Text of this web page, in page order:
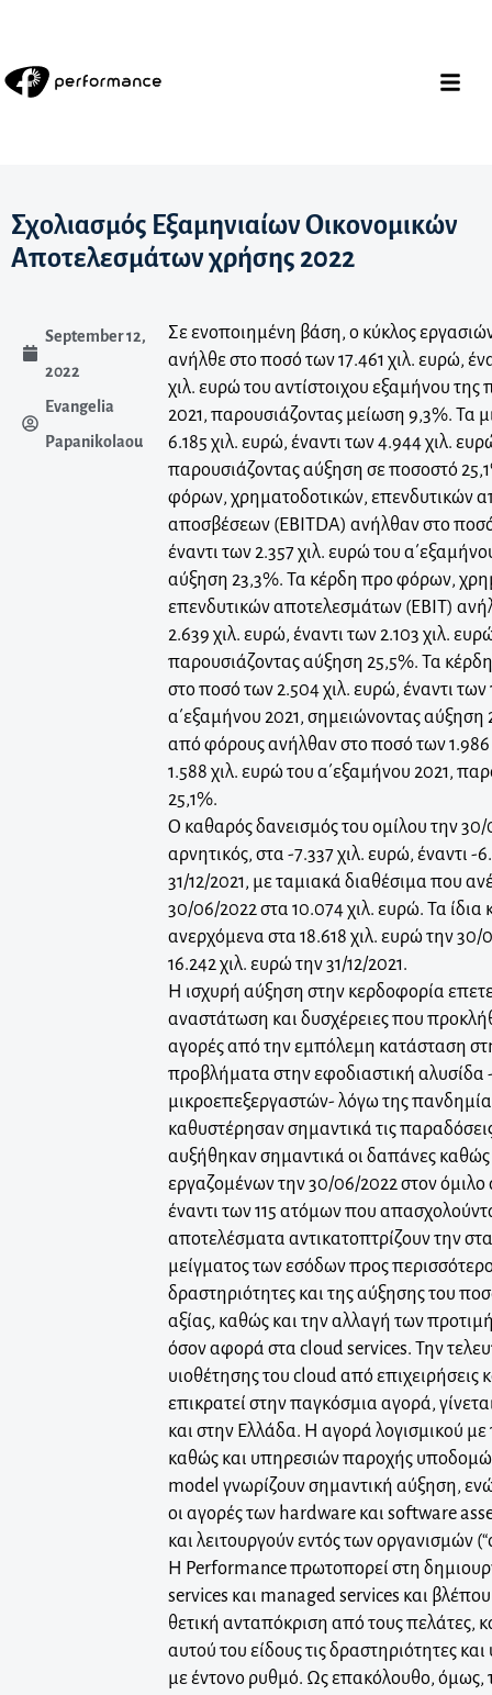
Σχολιασμός Εξαμηνιαίων Οικονομικών
Αποτελεσμάτων χρήσης 2022
September 12,
2022
Evangelia
Papanikolaou
Σε ενοποιημένη βάση, ο κύκλος
ανήλθε στο ποσό των 17.461 χιλ. ευρώ,
χιλ. ευρώ του αντίστοιχου εξαμήνου
2021, παρουσιάζοντας μείωση 9,3%. Τα
6.185 χιλ. ευρώ, έναντι των 4.944 χιλ.
παρουσιάζοντας αύξηση σε ποσοστό
φόρων, χρηματοδοτικών, επενδυτικών
αποσβέσεων (EBITDA) ανήλθαν στο
έναντι των 2.357 χιλ. ευρώ του
αύξηση 23,3%. Τα κέρδη προ φόρων,
επενδυτικών αποτελεσμάτων (EBIT)
2.639 χιλ. ευρώ, έναντι των 2.103 χιλ.
παρουσιάζοντας αύξηση 25,5%. Τα
στο ποσό των 2.504 χιλ. ευρώ, έναντι των
α΄εξαμήνου 2021, σημειώνοντας
από φόρους ανήλθαν στο ποσό των 1.986
1.588 χιλ. ευρώ του α΄εξαμήνου 2021,
25,1%.
Ο καθαρός δανεισμός του ομίλου την
αρνητικός, στα -7.337 χιλ. ευρώ, έναντι -
31/12/2021, με ταμιακά διαθέσιμα που
30/06/2022 στα 10.074 χιλ. ευρώ. Τα
ανερχόμενα στα 18.618 χιλ. ευρώ την 30/
16.242 χιλ. ευρώ την 31/12/2021.
Η ισχυρή αύξηση στην κερδοφορία
αναστάτωση και δυσχέρειες που
αγορές από την εμπόλεμη κατάσταση
προβλήματα στην εφοδιαστική αλυσίδα
μικροεπεξεργαστών- λόγω της
καθυστέρησαν σημαντικά τις
αυξήθηκαν σημαντικά οι δαπάνες
εργαζομένων την 30/06/2022 στον όμιλο
έναντι των 115 ατόμων που
αποτελέσματα αντικατοπτρίζουν την
μείγματος των εσόδων προς
δραστηριότητες και της αύξησης του
αξίας, καθώς και την αλλαγή των
όσον αφορά στα cloud services. Την
υιοθέτησης του cloud από επιχειρήσεις
επικρατεί στην παγκόσμια αγορά,
και στην Ελλάδα. H αγορά λογισμικού
καθώς και υπηρεσιών παροχής
model γνωρίζουν σημαντική αύξηση,
οι αγορές των hardware και software
και λειτουργούν εντός των οργανισμών
Η Performance πρωτοπορεί στη
services και managed services και
θετική ανταπόκριση από τους πελάτες,
αυτού του είδους τις δραστηριότητες
με έντονο ρυθμό. Ως επακόλουθο,